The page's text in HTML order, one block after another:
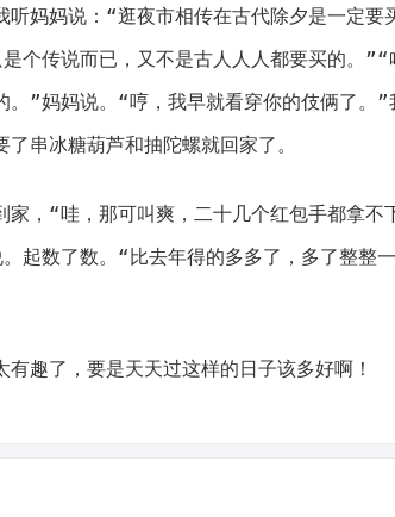
听妈妈说：“逛夜市相传在古代除夕是一定要
个传说而已，又不是古人人人都要买的。
。”妈妈说。“哼，我早就看穿你的伎俩了。”
了串冰糖葫芦和抽陀螺就回家了。
家，“哇，那可叫爽，二十几个红包手都拿不
起数了数。“比去年得的多多了，多了整整
有趣了，要是天天过这样的日子该多好啊！